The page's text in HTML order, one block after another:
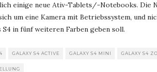
einige neue Ativ-Tablets/-Notebooks. Die
um eine Kamera mit Betriebssystem, und
S4 in fünf weiteren Farben geben soll.
GALAXY S4 ACTIVE GALAXY S4 MINI GALAXY S4